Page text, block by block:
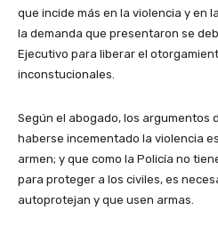
que incide más en la violencia y en
la demanda que presentaron se
Ejecutivo para liberar el
inconstucionales.
Según el abogado, los argumentos
haberse incementado la violencia
armen; y que como la Policía no
para proteger a los civiles, es
autoprotejan y que usen armas.